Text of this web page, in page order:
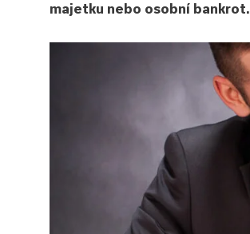
majetku nebo osobní bankrot.